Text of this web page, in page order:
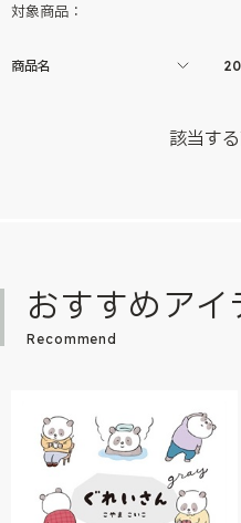
対象商品：
商品名
該当す
おすすめアイ
Recommend